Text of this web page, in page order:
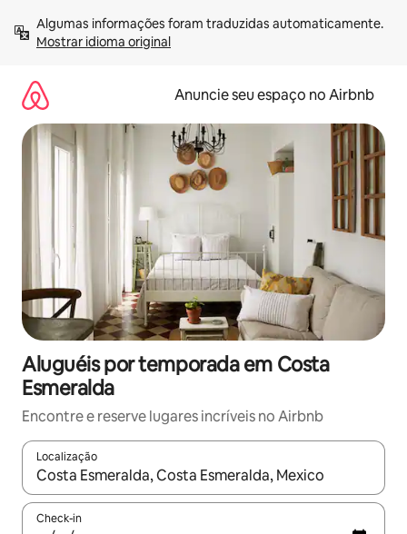
para
Mostrar idioma original
Anuncie seu espaço no Airbnb
Aluguéis por temporada em Costa
Esmeralda
Encontre e reserve lugares incríveis no Airbnb
Localização
Quando os resultados estiverem disponíveis, explore-os
Check-in